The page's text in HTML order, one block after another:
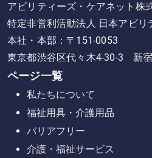
アビリティーズ・ケアネット株
特定非営利活動法人 日本アビリ
本社・本部：〒151-0053
東京都渋谷区代々木4-30-3 新
ページ一覧
私たちについて
福祉用具・介護用品
バリアフリー
介護・福祉サービス